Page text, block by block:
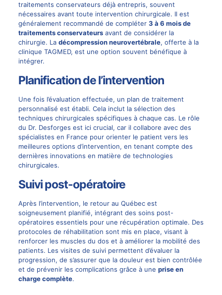
traitements conservateurs déjà entrepris, souvent
nécessaires avant toute intervention chirurgicale. Il est
généralement recommandé de compléter 3 à 6 mois de
traitements conservateursavant de considérer la
chirurgie. La décompression neurovertébrale, offerte à la
clinique TAGMED, est une option souvent bénéfique à
intégrer.
Planification de l’intervention
Une fois l’évaluation effectuée, un plan de traitement
personnalisé est établi. Cela inclut la sélection des
techniques chirurgicales spécifiques à chaque cas. Le rôle
du Dr. Desforges est ici crucial, car il collabore avec des
spécialistes en France pour orienter le patient vers les
meilleures options d’intervention, en tenant compte des
dernières innovations en matière de technologies
chirurgicales.
Suivi post-opératoire
Après l’intervention, le retour au Québec est
soigneusement planifié, intégrant des soins post-
opératoires essentiels pour une récupération optimale. Des
protocoles de réhabilitation sont mis en place, visant à
renforcer les muscles du dos et à améliorer la mobilité des
patients. Les visites de suivi permettent d’évaluer la
progression, de s’assurer que la douleur est bien contrôlée
et de prévenir les complications grâce à une prise en
charge complète.